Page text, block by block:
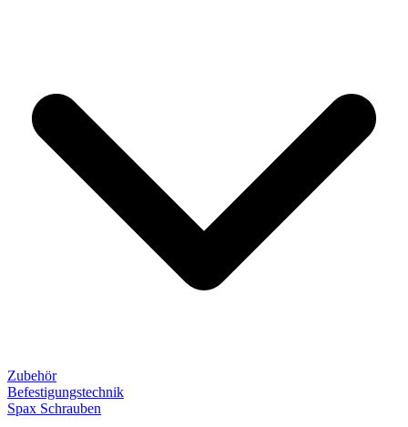
Zubehör
Befestigungstechnik
Spax Schrauben